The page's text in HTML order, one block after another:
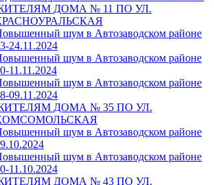
ДОМА № 11 ПО УЛ.
шум в Автозаводском районе
24.11.2024
шум в Автозаводском районе
11.11.2024
шум в Автозаводском районе
09.11.2024
ДОМА № 35 ПО УЛ.
шум в Автозаводском районе
шум в Автозаводском районе
11.10.2024
ДОМА № 43 ПО УЛ.